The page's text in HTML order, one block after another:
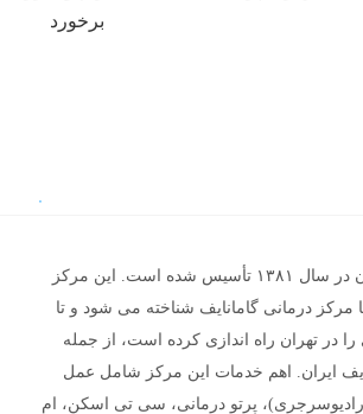
برخورد
مرکز گامانایف ایران در سال ۱۳۸۱ تأسیس شده است. این مرکز
مرکز درمانی گامانایف شناخته می شود و تا
در تهران راه اندازی کرده است، از جمله
ایران. اهم خدمات این مرکز شامل عمل
پرتو درمانی، سی تی اسکن، ام